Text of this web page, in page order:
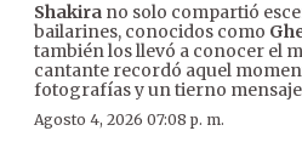
Shakira no solo compartió
bailarines, conocidos como
también los llevó a conocer el
cantante recordó aquel
fotografías y un tierno
Agosto 4, 2026 07:08 p. m.